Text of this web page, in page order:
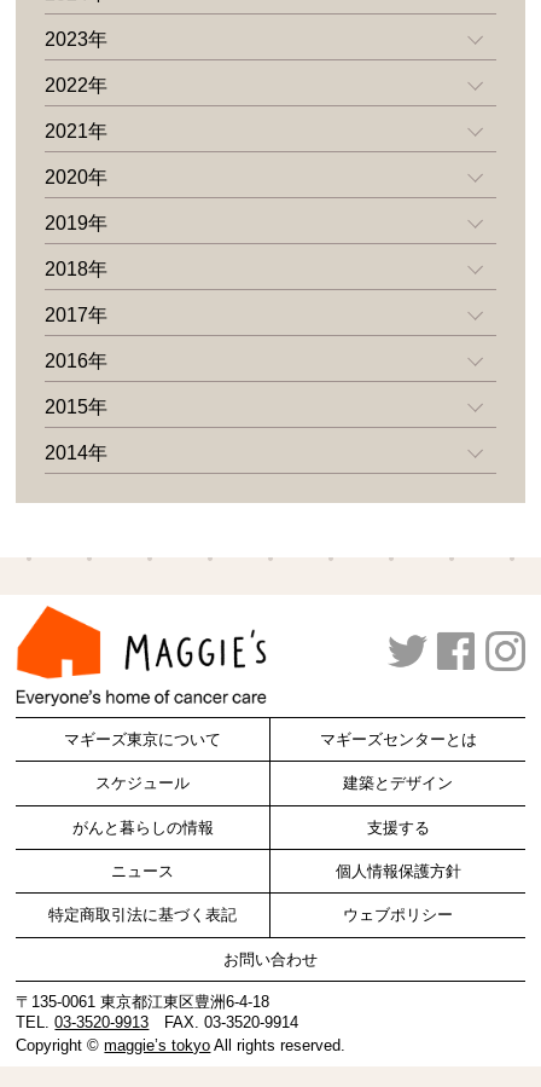
2023年
2022年
2021年
2020年
2019年
2018年
2017年
2016年
2015年
2014年
マギーズ東京について マギーズセンターとは
スケジュール 建築とデザイン
がんと暮らしの情報 支援する
ニュース 個人情報保護方針
特定商取引法に基づく表記 ウェブポリシー
お問い合わせ
〒135-0061 東京都江東区豊洲6-4-18
TEL.03-3520-9913 FAX. 03-3520-9914
Copyright ©maggie’s tokyo All rights reserved.